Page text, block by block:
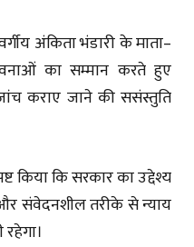
अंकिता भंडारी के माता–
का सम्मान करते हुए
कराए जाने की ससंस्तुति
किया कि सरकार का उद्देश्य
संवेदनशील तरीके से न्याय